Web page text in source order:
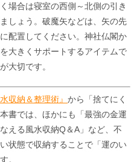
場合は寝室の西側～北側の引き
しょう。破魔矢などは、矢の先
配置してください。神社仏閣か
大きくサポートするアイテムで
大切です。
収納＆整理術』から「捨てにく
書では、ほかにも「最強の金運
える風水収納Q＆A」など、不
状態で収納することで「運のい
。